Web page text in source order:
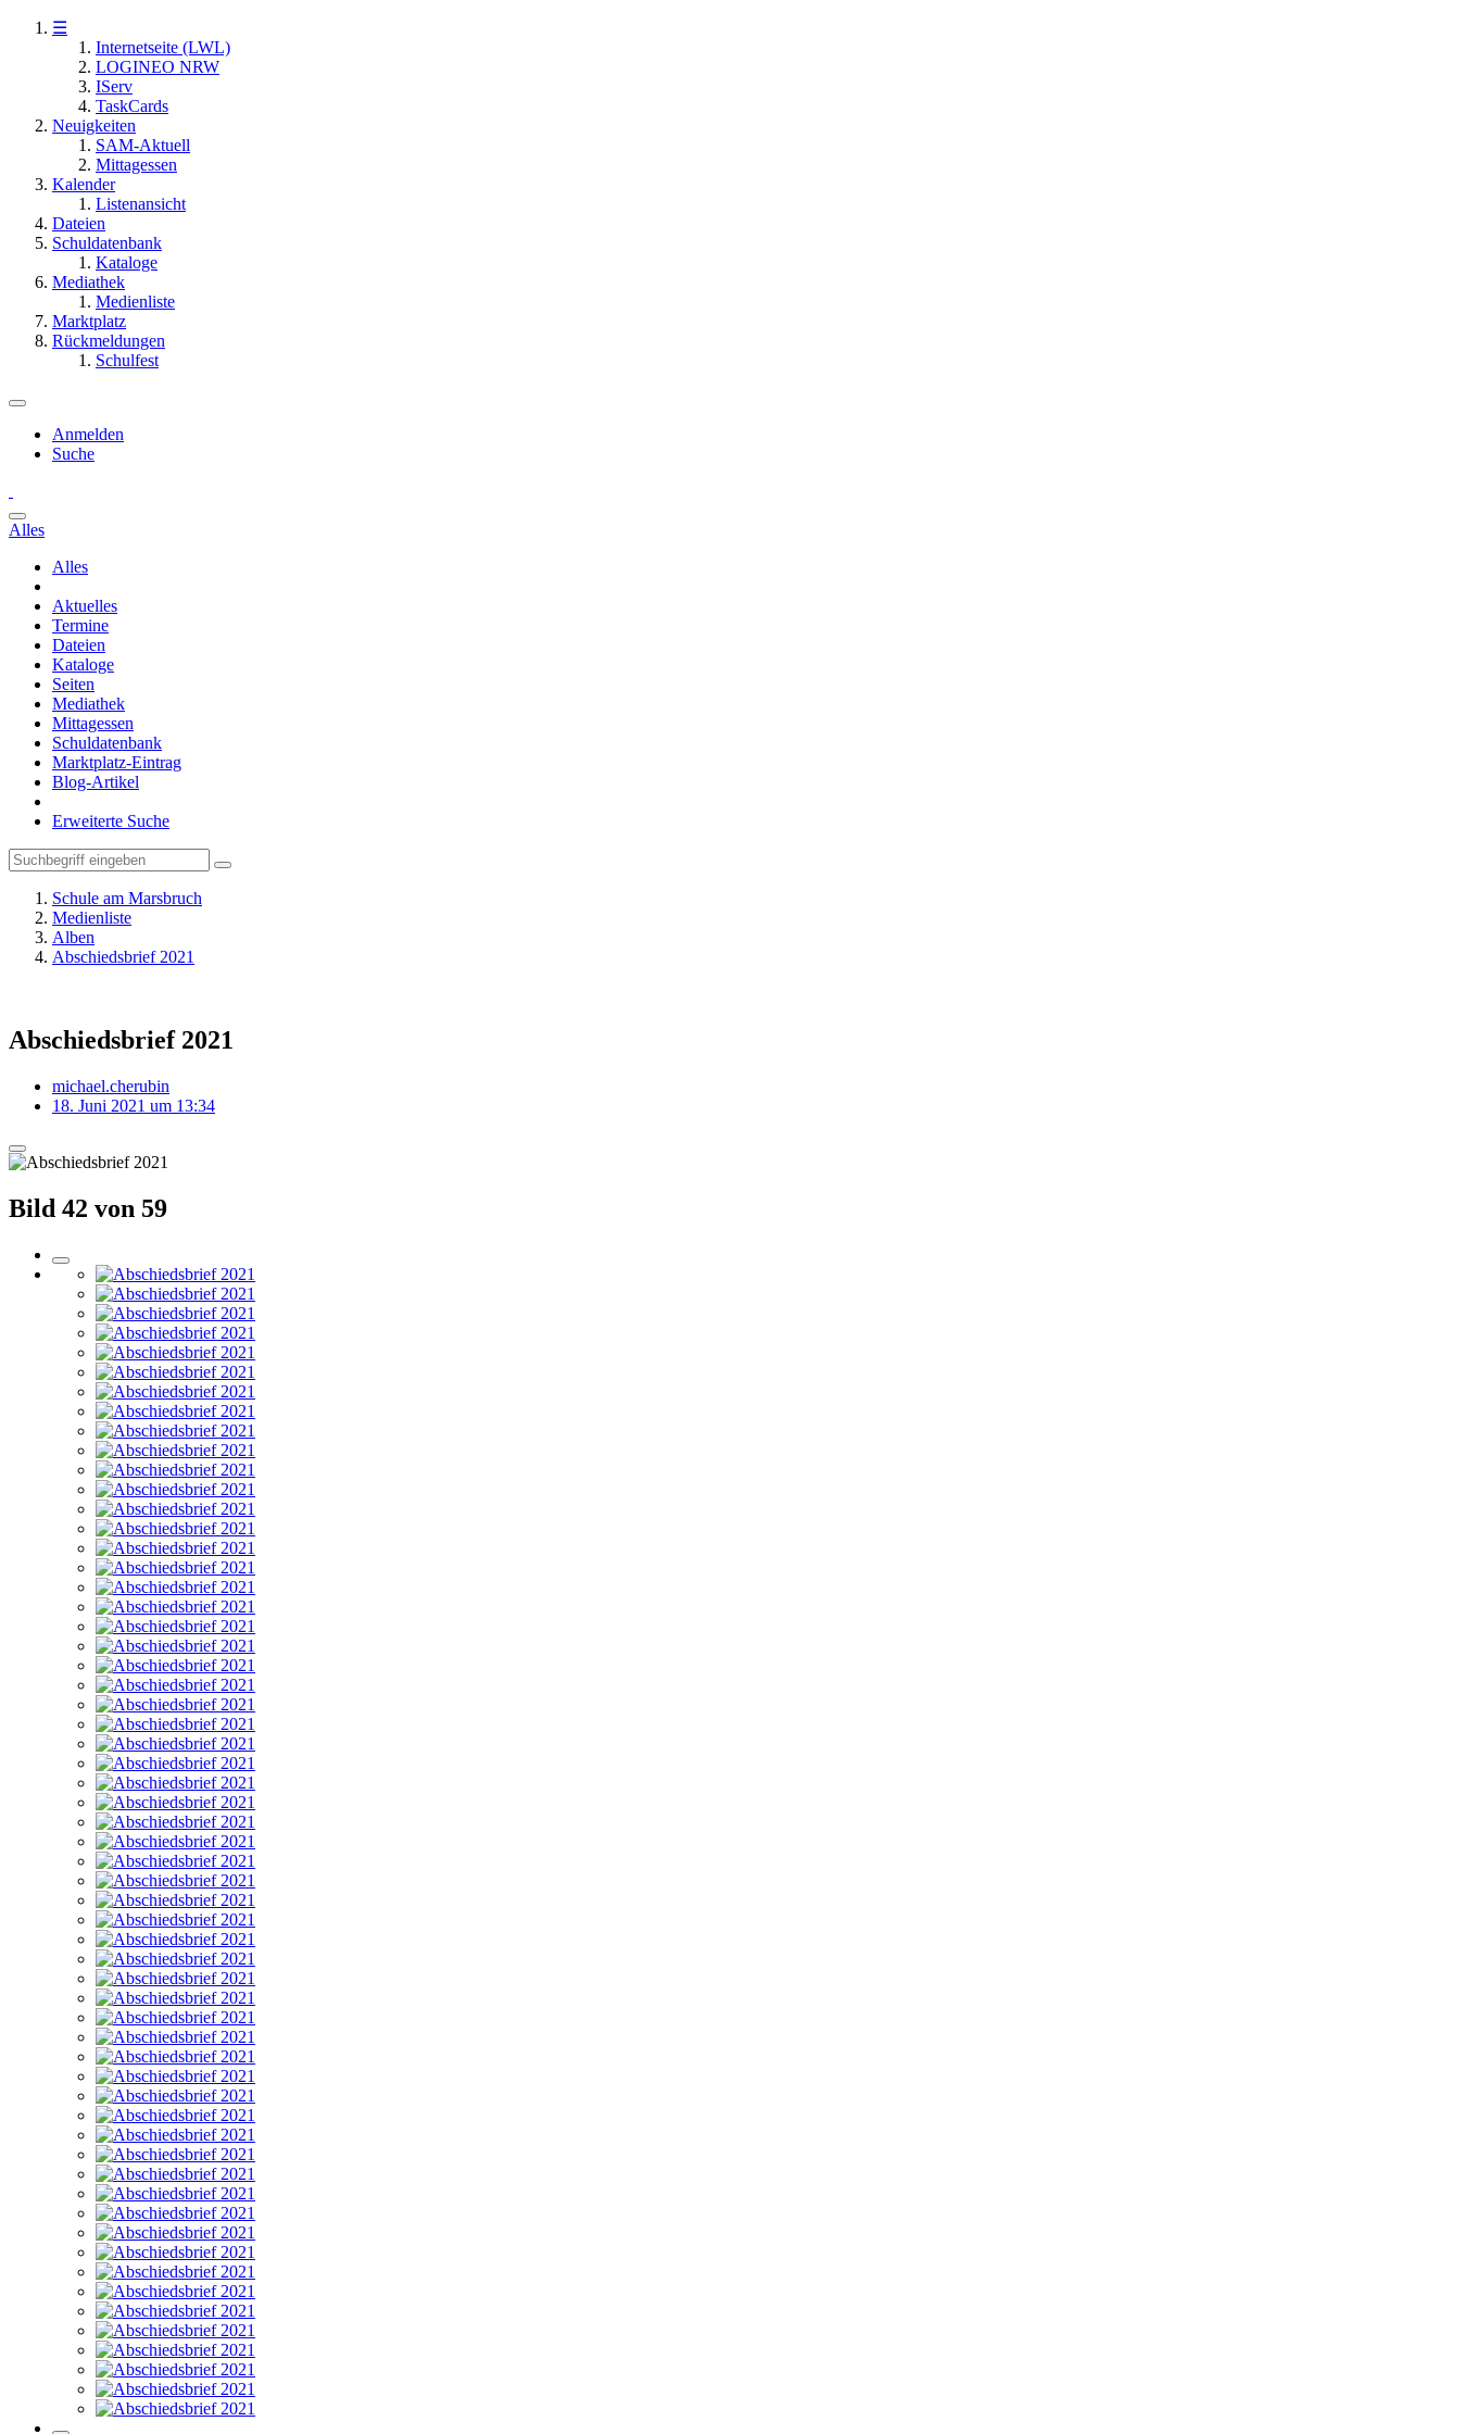
☰
Internetseite (LWL)
LOGINEO NRW
IServ
TaskCards
Neuigkeiten
SAM-Aktuell
Mittagessen
Kalender
Listenansicht
Dateien
Schuldatenbank
Kataloge
Mediathek
Medienliste
Marktplatz
Rückmeldungen
Schulfest
Anmelden
Suche
Alles
Alles
Aktuelles
Termine
Dateien
Kataloge
Seiten
Mediathek
Mittagessen
Schuldatenbank
Marktplatz-Eintrag
Blog-Artikel
Erweiterte Suche
Schule am Marsbruch
Medienliste
Alben
Abschiedsbrief 2021
Abschiedsbrief 2021
michael.cherubin
18. Juni 2021 um 13:34
Bild 42 von 59